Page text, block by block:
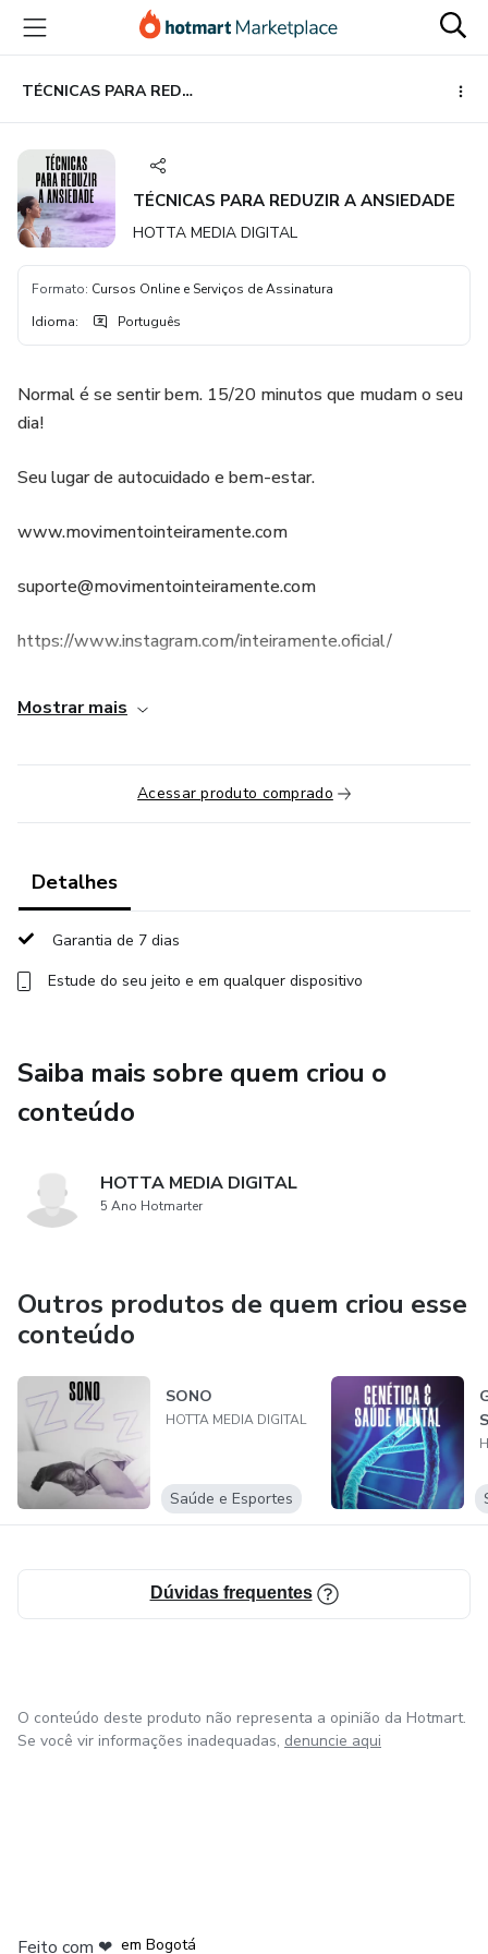
para
conteúdo
principal
para
pagamento
para
rodapé
TÉCNICAS PARA REDUZIR A ANSIEDADE
TÉCNICAS PARA REDUZIR A ANSIEDADE
HOTTA MEDIA DIGITAL
Formato: Cursos Online e Serviços de Assinatura
Idioma: Português
Normal é se sentir bem. 15/20 minutos que mudam o seu
dia!
Seu lugar de autocuidado e bem-estar.
www.movimentointeiramente.com
suporte@movimentointeiramente.com
https://www.instagram.com/inteiramente.oficial/
Mostrar mais
Acessar produto comprado
Detalhes
Garantia de 7 dias
Estude do seu jeito e em qualquer dispositivo
Saiba mais sobre quem criou o
conteúdo
HOTTA MEDIA DIGITAL
5 Ano Hotmarter
Outros produtos de quem criou esse
conteúdo
SONO
HOTTA MEDIA DIGITAL
Saúde e Esportes
Dúvidas frequentes
O conteúdo deste produto não representa a opinião da Hotmart.
Se você vir informações inadequadas, denuncie aqui
Feito com ❤ em Bogotá